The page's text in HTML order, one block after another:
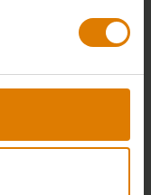
11 november